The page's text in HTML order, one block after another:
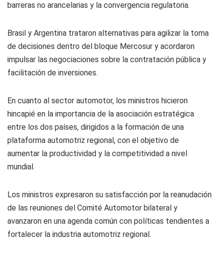
barreras no arancelarias y la convergencia regulatoria.
Brasil y Argentina trataron alternativas para agilizar la toma
de decisiones dentro del bloque Mercosur y acordaron
impulsar las negociaciones sobre la contratación pública y
facilitación de inversiones.
En cuanto al sector automotor, los ministros hicieron
hincapié en la importancia de la asociación estratégica
entre los dos países, dirigidos a la formación de una
plataforma automotriz regional, con el objetivo de
aumentar la productividad y la competitividad a nivel
mundial.
Los ministros expresaron su satisfacción por la reanudación
de las reuniones del Comité Automotor bilateral y
avanzaron en una agenda común con políticas tendientes a
fortalecer la industria automotriz regional.